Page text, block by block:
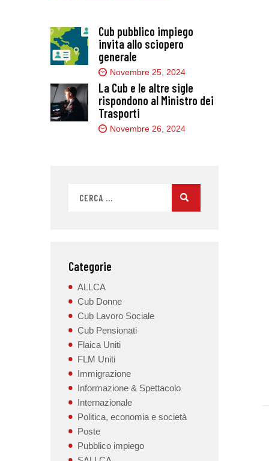
Cub pubblico impiego
invita allo sciopero
generale
Novembre 25, 2024
La Cub e le altre sigle
rispondono al Ministro dei
Trasporti
Novembre 26, 2024
Categorie
ALLCA
Cub Donne
Cub Lavoro Sociale
Cub Pensionati
Flaica Uniti
FLM Uniti
Immigrazione
Informazione & Spettacolo
Internazionale
Politica, economia e società
Poste
Pubblico impiego